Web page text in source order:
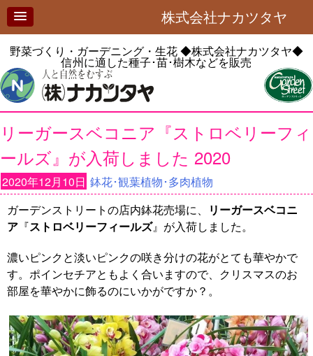
株式会社ナカツタヤ
野菜づくり・ガーデニング・生花◆株式会社ナカツタヤ◆
信州に適した種子･苗･樹木などを販売
リーガースベコニア『ストロベリーフィ
ールズ』が入荷しました 2020
2020年12月10日 鉢花･観葉植物･多肉植物
ガーデンストリートの店内鉢花売場に、
リーガースベコニ
ア 『ストロベリーフィールズ』が入荷しました。
濃いピンクと淡いピンクの咲き分けの花がとても華やかで
す。ポインセチアともよく合いますので、クリスマスのお
部屋を華やかに飾るのにいかがですか？。